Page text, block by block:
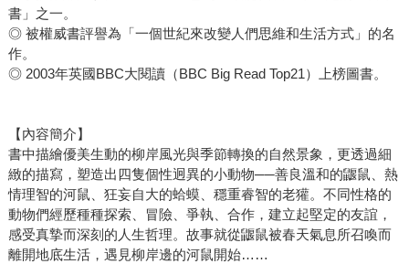
書」之一。
◎ 被權威書評譽為「一個世紀來改變人們思維和生活方式」的名
作。
◎ 2003年英國BBC大閱讀（BBC Big Read Top21）上榜圖書。
【內容簡介】
書中描繪優美生動的柳岸風光與季節轉換的自然景象，更透過細
緻的描寫，塑造出四隻個性迥異的小動物──善良溫和的鼴鼠、熱
情理智的河鼠、狂妄自大的蛤蟆、穩重睿智的老獾。不同性格的
動物們經歷種種探索、冒險、爭執、合作，建立起堅定的友誼，
感受真摯而深刻的人生哲理。故事就從鼴鼠被春天氣息所召喚而
離開地底生活，遇見柳岸邊的河鼠開始……